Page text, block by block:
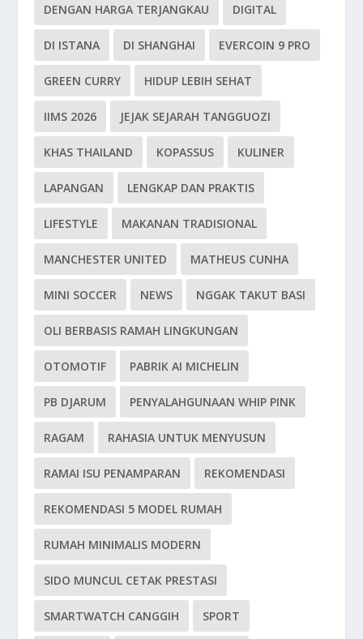
DENGAN HARGA TERJANGKAU DIGITAL
DI ISTANA DI SHANGHAI EVERCOIN 9 PRO
GREEN CURRY HIDUP LEBIH SEHAT
IIMS 2026 JEJAK SEJARAH TANGGUOZI
KHAS THAILAND KOPASSUS KULINER
LAPANGAN LENGKAP DAN PRAKTIS
LIFESTYLE MAKANAN TRADISIONAL
MANCHESTER UNITED MATHEUS CUNHA
MINI SOCCER NEWS NGGAK TAKUT BASI
OLI BERBASIS RAMAH LINGKUNGAN
OTOMOTIF PABRIK AI MICHELIN
PB DJARUM PENYALAHGUNAAN WHIP PINK
RAGAM RAHASIA UNTUK MENYUSUN
RAMAI ISU PENAMPARAN REKOMENDASI
REKOMENDASI 5 MODEL RUMAH
RUMAH MINIMALIS MODERN
SIDO MUNCUL CETAK PRESTASI
SMARTWATCH CANGGIH SPORT